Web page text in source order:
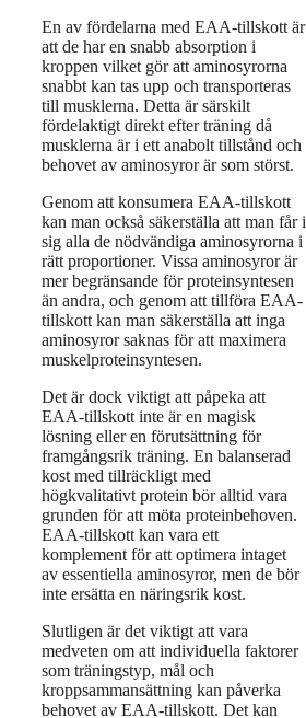
En av fördelarna med EAA-tillskott är
att de har en snabb absorption i
kroppen vilket gör att aminosyrorna
snabbt kan tas upp och transporteras
till musklerna. Detta är särskilt
fördelaktigt direkt efter träning då
musklerna är i ett anabolt tillstånd och
behovet av aminosyror är som störst.
Genom att konsumera EAA-tillskott
kan man också säkerställa att man får i
sig alla de nödvändiga aminosyrorna i
rätt proportioner. Vissa aminosyror är
mer begränsande för proteinsyntesen
än andra, och genom att tillföra EAA-
tillskott kan man säkerställa att inga
aminosyror saknas för att maximera
muskelproteinsyntesen.
Det är dock viktigt att påpeka att
EAA-tillskott inte är en magisk
lösning eller en förutsättning för
framgångsrik träning. En balanserad
kost med tillräckligt med
högkvalitativt protein bör alltid vara
grunden för att möta proteinbehoven.
EAA-tillskott kan vara ett
komplement för att optimera intaget
av essentiella aminosyror, men de bör
inte ersätta en näringsrik kost.
Slutligen är det viktigt att vara
medveten om att individuella faktorer
som träningstyp, mål och
kroppsammansättning kan påverka
behovet av EAA-tillskott. Det kan